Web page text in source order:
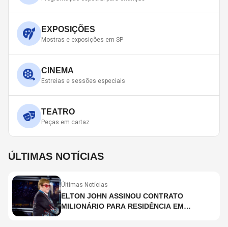
EXPOSIÇÕES
Mostras e exposições em SP
CINEMA
Estreias e sessões especiais
TEATRO
Peças em cartaz
ÚLTIMAS NOTÍCIAS
Últimas Notícias
ELTON JOHN ASSINOU CONTRATO
MILIONÁRIO PARA RESIDÊNCIA EM